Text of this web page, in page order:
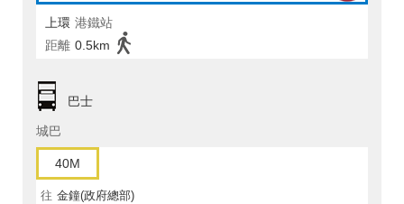
上環 港鐵站
距離 0.5km
巴士
城巴
40M
往 金鐘(政府總部)